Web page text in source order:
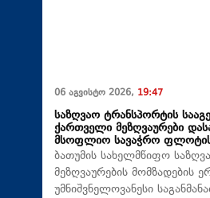
06 აგვისტო 2026, 19:47
საზღვაო ტრანსპორტის
ქართველი მეზღვაურები
მსოფლიო სავაჭრო
ბათუმის სახელმწიფო
მეზღვაურების მომზადების
უმნიშვნელოვანესი